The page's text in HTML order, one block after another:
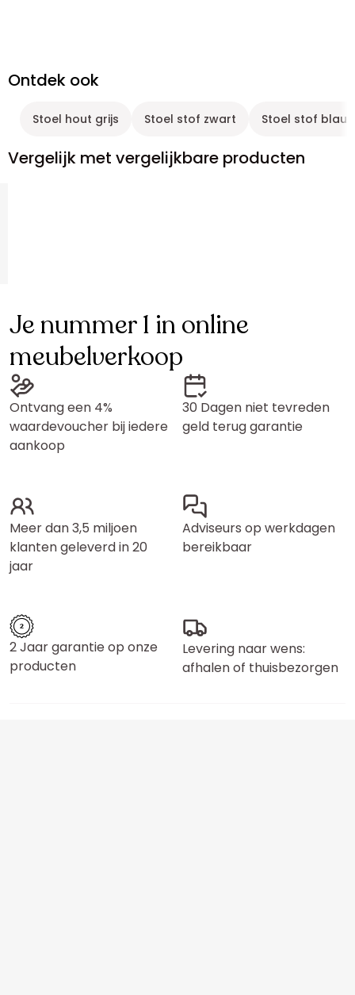
Ontdek ook
Stoel hout grijs Stoel stof zwart Stoel stof
Vergelijk met vergelijkbare producten
Je nummer 1 in online
meubelverkoop
Ontvang een 4%
waardevoucher bij iedere
aankoop
30 Dagen niet tevreden
geld terug garantie
Meer dan 3,5 miljoen
klanten geleverd in 20
jaar
Adviseurs op werkdagen
bereikbaar
2 Jaar garantie op onze
producten
Levering naar wens:
afhalen of thuisbezorgen